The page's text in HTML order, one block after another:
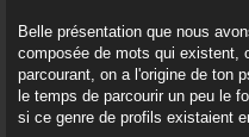
Belle présentation que nous
composée de mots qui existent,
parcourant, on a l'origine de ton
le temps de parcourir un peu le
si ce genre de profils existaient